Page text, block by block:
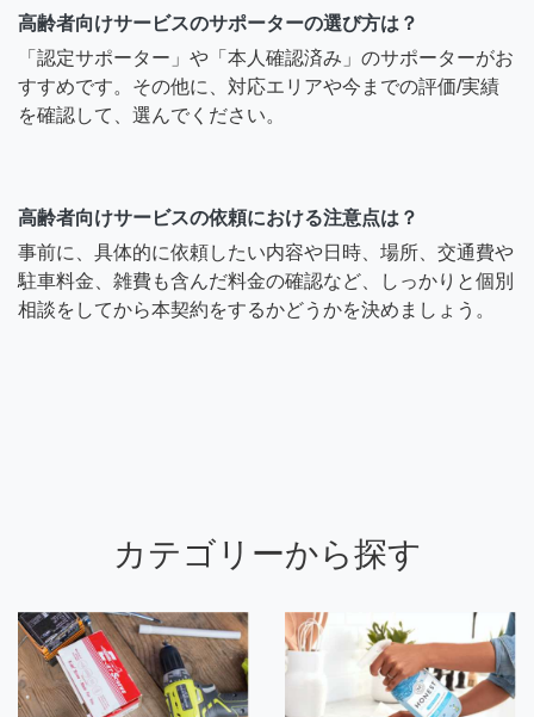
高齢者向けサービスのサポーターの選び方は？
「認定サポーター」や「本人確認済み」のサポーターがお
すすめです。その他に、対応エリアや今までの評価/実績
を確認して、選んでください。
高齢者向けサービスの依頼における注意点は？
事前に、具体的に依頼したい内容や日時、場所、交通費や
駐車料金、雑費も含んだ料金の確認など、しっかりと個別
相談をしてから本契約をするかどうかを決めましょう。
カテゴリーから探す